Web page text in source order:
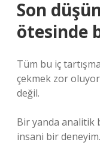
Son
ötesinde
Tüm bu iç
çekmek zor
değil.
Bir yanda analitik
insani bir deneyim.